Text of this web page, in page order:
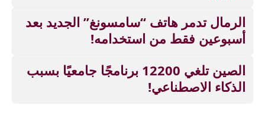
الرمال تدمر هاتف “سامسونغ” الجديد بعد
أسبوعين فقط من استخدامه!
الصين تلغي 12200 برنامجًا جامعيًا بسبب
الذكاء الاصطناعي!